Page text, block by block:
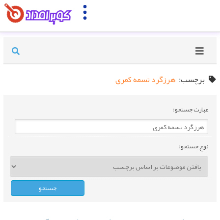
برچسب:هرزگرد تسمه کمری
عبارت جستجو:
نوع جستجو: